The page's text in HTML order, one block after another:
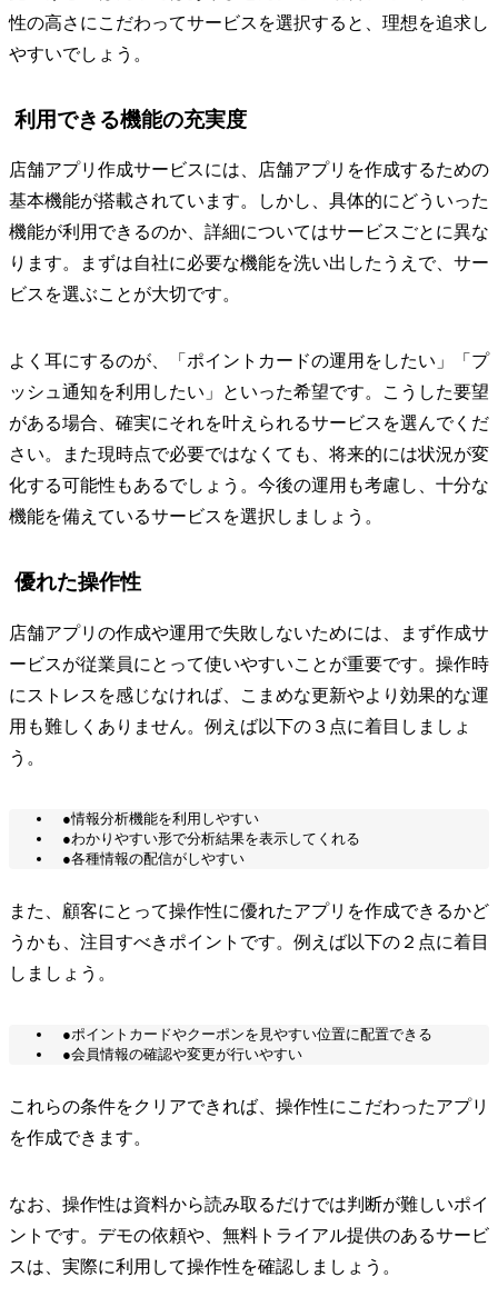
性の高さにこだわってサービスを選択すると、理想を追求し
やすいでしょう。
利用できる機能の充実度
店舗アプリ作成サービスには、店舗アプリを作成するための
基本機能が搭載されています。しかし、具体的にどういった
機能が利用できるのか、詳細についてはサービスごとに異な
ります。まずは自社に必要な機能を洗い出したうえで、サー
ビスを選ぶことが大切です。
よく耳にするのが、「ポイントカードの運用をしたい」「プ
ッシュ通知を利用したい」といった希望です。こうした要望
がある場合、確実にそれを叶えられるサービスを選んでくだ
さい。また現時点で必要ではなくても、将来的には状況が変
化する可能性もあるでしょう。今後の運用も考慮し、十分な
機能を備えているサービスを選択しましょう。
優れた操作性
店舗アプリの作成や運用で失敗しないためには、まず作成サ
ービスが従業員にとって使いやすいことが重要です。操作時
にストレスを感じなければ、こまめな更新やより効果的な運
用も難しくありません。例えば以下の３点に着目しましょ
う。
●情報分析機能を利用しやすい
●わかりやすい形で分析結果を表示してくれる
●各種情報の配信がしやすい
また、顧客にとって操作性に優れたアプリを作成できるかど
うかも、注目すべきポイントです。例えば以下の２点に着目
しましょう。
●ポイントカードやクーポンを見やすい位置に配置できる
●会員情報の確認や変更が行いやすい
これらの条件をクリアできれば、操作性にこだわったアプリ
を作成できます。
なお、操作性は資料から読み取るだけでは判断が難しいポイ
ントです。デモの依頼や、無料トライアル提供のあるサービ
スは、実際に利用して操作性を確認しましょう。